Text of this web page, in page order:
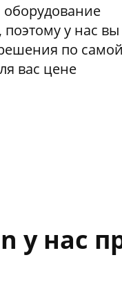
у нас вы
по самой
вас цене
у нас